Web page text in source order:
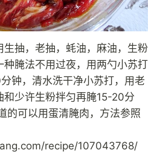
抽，老抽，蚝油，麻油，生粉
腌法不用过夜，用两勺小苏打
钟，清水洗干净小苏打，用老
和少许生粉拌匀再腌15-20分
的可以用蛋清腌肉，方法参照
recipe/107043768/